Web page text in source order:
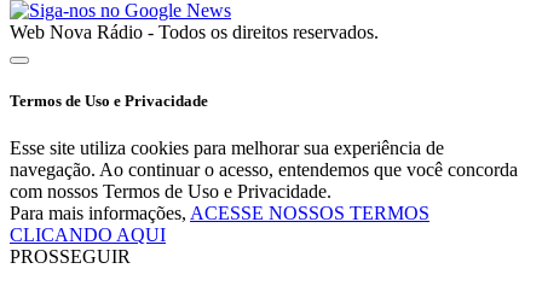
Web Nova Rádio - Todos os direitos reservados.
Termos de Uso e Privacidade
Esse site utiliza cookies para melhorar sua experiência de
navegação. Ao continuar o acesso, entendemos que você concorda
com nossos Termos de Uso e Privacidade.
Para mais informações, ACESSE NOSSOS TERMOS
CLICANDO AQUI
PROSSEGUIR